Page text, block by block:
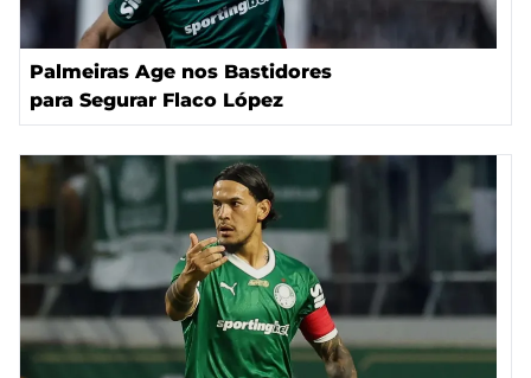
Palmeiras Age nos Bastidores
para Segurar Flaco López